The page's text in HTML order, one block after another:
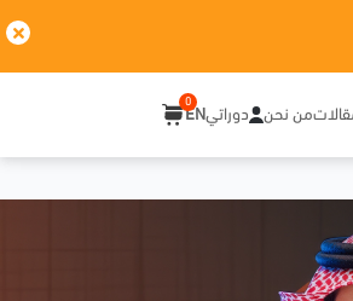
من نحن دوراتيEN
0